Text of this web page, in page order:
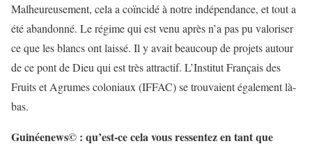
Malheureusement, cela a coïncidé à notre indépendance, et tout a
été abandonné. Le régime qui est venu après n’a pas pu valoriser
ce que les blancs ont laissé. Il y avait beaucoup de projets autour
de ce pont de Dieu qui est très attractif. L’Institut Français des
Fruits et Agrumes coloniaux (IFFAC) se trouvaient également là-
bas.
Guinéenews© : qu’est-ce cela vous ressentez en tant que